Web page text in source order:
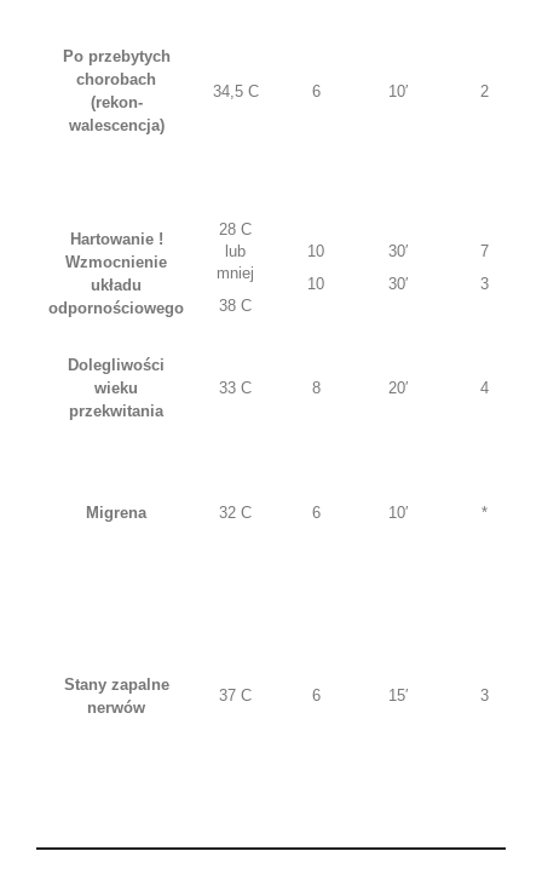
Po przebytych
chorobach
(rekon-
walescencja)
34,5 C 6 10′ 2
Hartowanie !
Wzmocnienie
układu
odpornościowego
28 C
lub
mniej
38 C
10
10
30′
30′
7
3
Dolegliwości
wieku
przekwitania
33 C 8 20′ 4
Migrena 32 C 6 10′ *
Stany zapalne
nerwów
37 C 6 15′ 3